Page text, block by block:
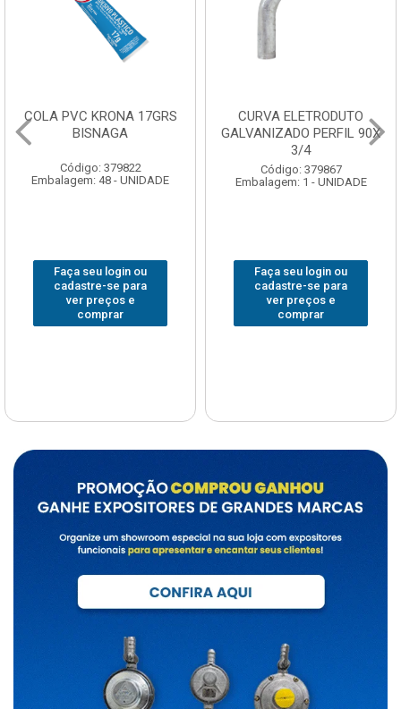
COLA PVC KRONA 17GRS
BISNAGA
Código: 379822
Embalagem: 48 - UNIDADE
Faça seu login ou
cadastre-se para
ver preços e
comprar
CURVA ELETRODUTO
GALVANIZADO PERFIL 90X
3/4
Código: 379867
Embalagem: 1 - UNIDADE
Faça seu login ou
cadastre-se para
ver preços e
comprar